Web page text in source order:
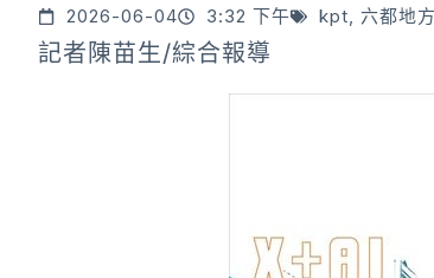
2026-06-04 3:32 下午 kpt, 六都地
記者陳苗生/綜合報導